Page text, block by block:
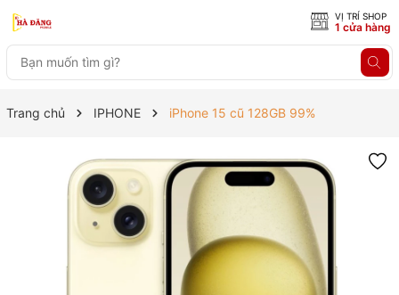
VỊ TRÍ SHOP
1 cửa hàng
Trang chủ IPHONE iPhone 15 cũ 128GB 99%